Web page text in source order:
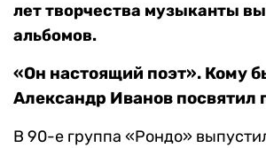
лет творчества музыканты
альбомов.
«Он настоящий поэт». Кому
Александр Иванов посвятил
В 90-е группа «Рондо»